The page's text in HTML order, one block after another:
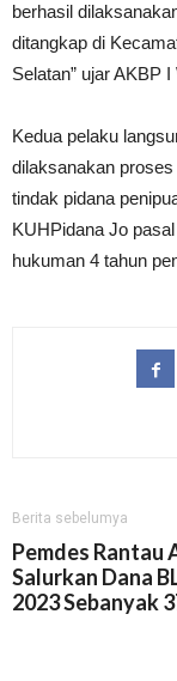
berhasil
ditangkap di
Selatan” ujar AKBP I
Kedua pelaku
dilaksanakan
tindak pidana
KUHPidana Jo
hukuman 4 tahun
Berita sebelumya
Pemdes Rantau
Salurkan Dana
2023 Sebanyak